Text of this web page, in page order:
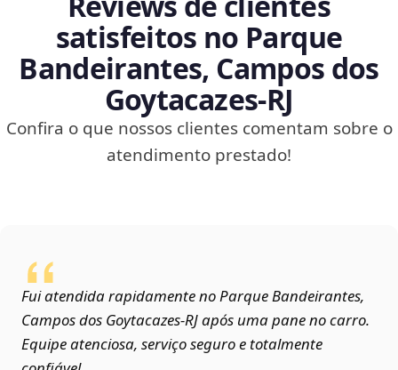
satisfeitos no Parque
Bandeirantes, Campos dos
Goytacazes‑RJ
Confira o que nossos clientes comentam sobre o
atendimento prestado!
Fui atendida rapidamente no Parque Bandeirantes,
Campos dos Goytacazes‑RJ após uma pane no carro.
Equipe atenciosa, serviço seguro e totalmente